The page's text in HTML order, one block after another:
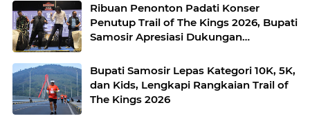
Ribuan Penonton Padati Konser
Penutup Trail of The Kings 2026, Bupati
Samosir Apresiasi Dukungan
Bupati Samosir Lepas Kategori 10K, 5K,
dan Kids, Lengkapi Rangkaian Trail of
The Kings 2026